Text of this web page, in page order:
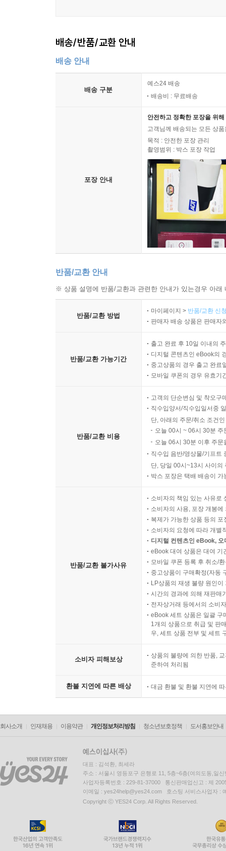
배송/반품/교환 안내
배송 안내
배송 구분
예스24 배송
배송비 : 무료배송
포장 안내
안전하고 정확한 포장을 위
고객님께 배송되는 모든 상
목적 : 안전한 포장 관리
촬영범위 : 박스 포장 작업
반품/교환 안내
※ 상품 설명에 반품/교환과 관련한 안내가 있는경우 아
반품/교환 방법
마이페이지 > 반품/교환 신
판매자 배송 상품은 판매자
반품/교환 가능기간
출고 완료 후 10일 이내의
디지털 콘텐츠인 eBook의
중고상품의 경우 출고 완료
모바일 쿠폰의 경우 유효기
반품/교환 비용
고객의 단순변심 및 착오구
직수입양서/직수입일서중
단, 아래의 주문/취소 조건
오늘 00시 ~ 06시 30분
오늘 06시 30분 이후 주
직수입 음반/영상물/기프트
단, 당일 00시~13시 사이의
박스 포장은 택배 배송이
반품/교환 불가사유
소비자의 책임 있는 사유로
소비자의 사용, 포장 개봉
복제가 가능한 상품 등의
소비자의 요청에 따라 개별
디지털 컨텐츠인 eBook,
eBook 대여 상품은 대여 기
모바일 쿠폰 등록 후 취소/
중고상품이 구매확정(자동
LP상품의 재생 불량 원인
시간의 경과에 의해 재판매
전자상거래 등에서의 소비
eBook 세트 상품은 일괄 구
1개의 상품으로 취급 및 판
우, 세트 상품 전부 및 세트
소비자 피해보상
상품의 불량에 의한 반품,
준하여 처리됨
환불 지연에 따른 배상 대금 환불 및 환불 지연에
회사소개 인재채용 이용약관 개인정보처리방침 청소년보호정책 도서홍보안내
대표 : 김석환, 최세라
주소 : 서울시 영등포구 은행로 11, 5층~6층(여의도동,일신
사업자등록번호 : 229-81-37000 통신판매업신고 : 제
이메일 : yes24help@yes24.com 호스팅 서비스사업자 :
Copyright ⓒ YES24 Corp. All Rights Reserved.